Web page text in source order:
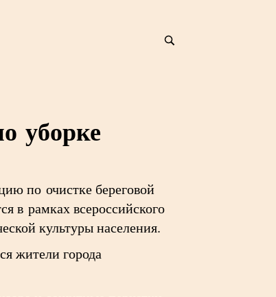
уборке
по очистке береговой
в рамках всероссийского
культуры населения.
жители города